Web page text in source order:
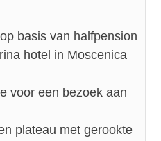
basis van halfpension
hotel in Moscenica
voor een bezoek aan
plateau met gerookte